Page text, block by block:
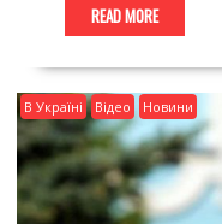
READ MORE
В Україні Відео Новини